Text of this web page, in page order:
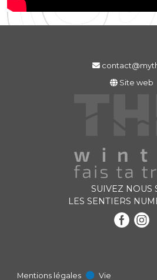
Site web
SUIVEZ NOUS
LES SENTIERS
Mentions légales Vie